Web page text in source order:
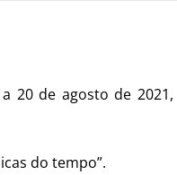
20 de agosto de 2021,
do tempo”.